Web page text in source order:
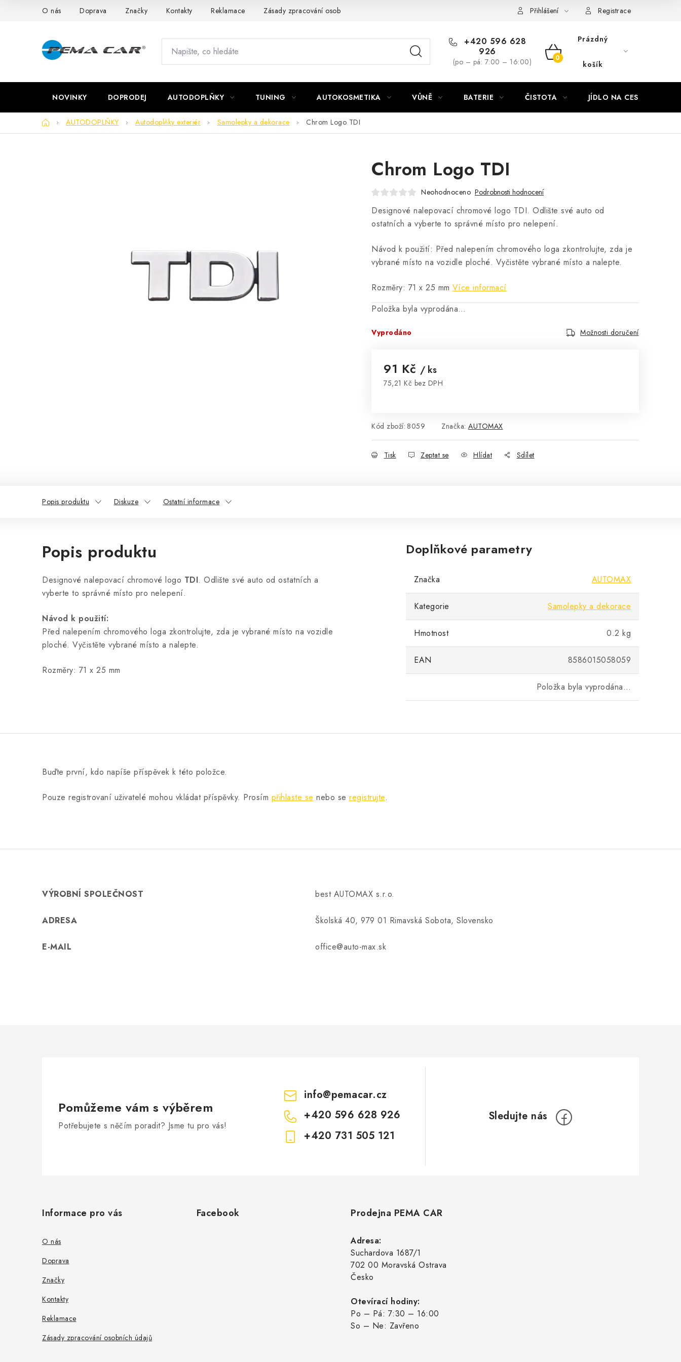
O nás Doprava Značky Kontakty Reklamace Zásady zpracování osobních údajů Přihlášení Registrace
+420 596 628
926
(po – pá: 7:00 – 16:00)
NÁKUPNÍ
Prázdný
košík
NOVINKY DOPRODEJ AUTODOPLŇKY TUNING AUTOKOSMETIKA VŮNĚ BATERIE ČISTOTA JÍDLO NA CESTU
DomůAUTODOPLŇKY Autodoplňky exteriér Samolepky a dekorace Chrom Logo TDI
Chrom Logo TDI
Neohodnoceno Podrobnosti hodnocení
Designové nalepovací chromové logo TDI. Odlište své auto od
ostatních a vyberte to správné místo pro nelepení.
Návod k použití: Před nalepením chromového loga zkontrolujte, zda je
vybrané místo na vozidle ploché. Vyčistěte vybrané místo a nalepte.
Rozměry: 71 x 25 mm Více informací
Položka byla vyprodána…
Vyprodáno Možnosti doručení
91 Kč / ks
75,21 Kč bez DPH
Kód zboží: 8059 Značka: AUTOMAX
Tisk Zeptat se Hlídat Sdílet
Popis produktu Diskuze Ostatní informace
Popis produktu
Designové nalepovací chromové logo TDI. Odlište své auto od ostatních a
vyberte to správné místo pro nelepení.
Návod k použití:
Před nalepením chromového loga zkontrolujte, zda je vybrané místo na vozidle
ploché. Vyčistěte vybrané místo a nalepte.
Rozměry: 71 x 25 mm
Doplňkové parametry
Značka AUTOMAX
Kategorie Samolepky a dekorace
Hmotnost 0.2 kg
EAN 8586015058059
Položka byla vyprodána…
Buďte první, kdo napíše příspěvek k této položce.
Pouze registrovaní uživatelé mohou vkládat příspěvky. Prosím přihlaste se nebo se registrujte.
VÝROBNÍ SPOLEČNOST best AUTOMAX s.r.o.
ADRESA Školská 40, 979 01 Rimavská Sobota, Slovensko
E-MAIL office@auto-max.sk
Pomůžeme vám s výběrem
Potřebujete s něčím poradit? Jsme tu pro vás!
info@pemacar.cz
+420 596 628 926
+420 731 505 121
Informace pro vás
O nás
Doprava
Značky
Kontakty
Reklamace
Zásady zpracování osobních údajů
Facebook Prodejna PEMA CAR
Adresa:
Suchardova 1687/1
702 00 Moravská Ostrava
Česko
Otevírací hodiny:
Po – Pá: 7:30 – 16:00
So – Ne: Zavřeno